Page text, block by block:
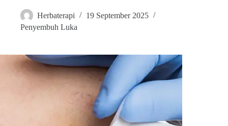
Herbaterapi
19 September 2025
Penyembuh Luka